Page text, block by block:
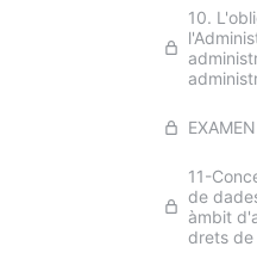
10.
11-
de
àmbit
drets de